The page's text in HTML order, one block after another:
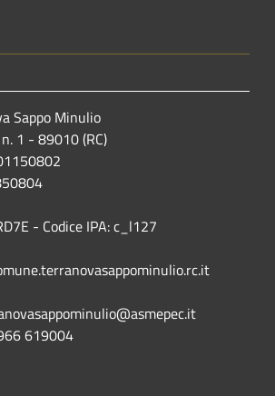
Sappo Minulio
1 - 89010 (RC)
- Codice IPA: c_l127
619004